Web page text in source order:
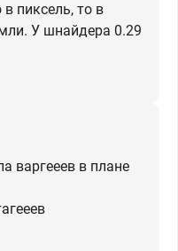
пиксель, то в
У шнайдера 0.29
варгееев в плане